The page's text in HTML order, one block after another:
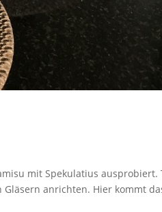
mit Spekulatius ausprobiert.
Gläsern anrichten. Hier kommt